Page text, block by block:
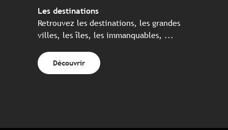
Les destinations
Retrouvez les destinations, les grandes
villes, les îles, les immanquables, ...
Découvrir